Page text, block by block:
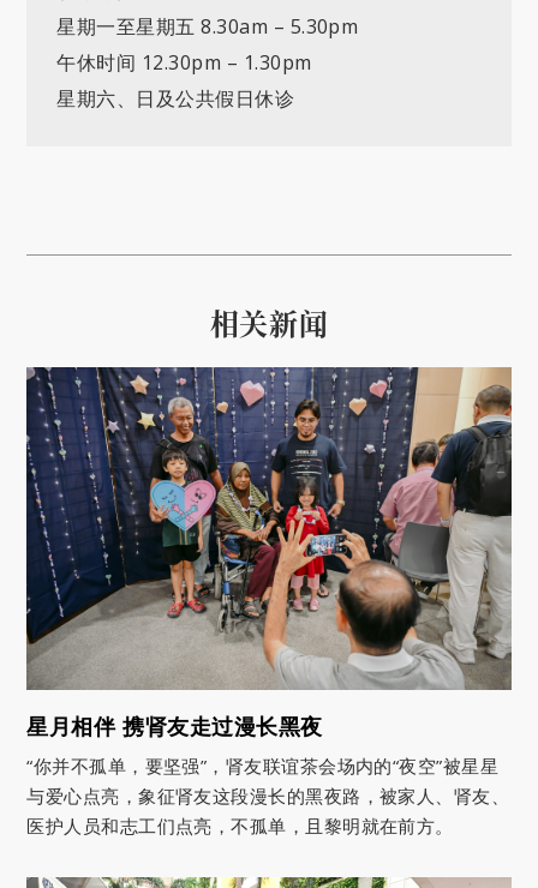
星期一至星期五 8.30am – 5.30pm
午休时间 12.30pm – 1.30pm
星期六、日及公共假日休诊
相关新闻
星月相伴 携肾友走过漫长黑夜
“你并不孤单，要坚强”，肾友联谊茶会场内的“夜空”被星星
与爱心点亮，象征肾友这段漫长的黑夜路，被家人、肾友、
医护人员和志工们点亮，不孤单，且黎明就在前方。